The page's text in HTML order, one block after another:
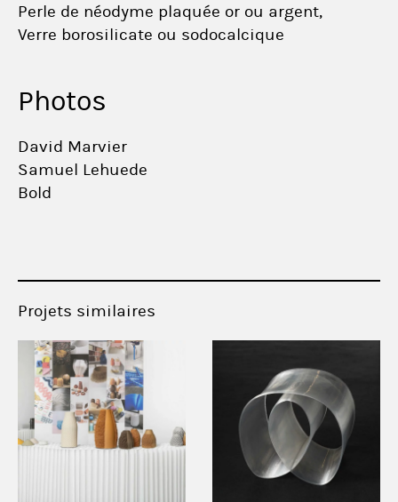
Perle de néodyme plaquée or ou argent,
Verre borosilicate ou sodocalcique
Photos
David Marvier
Samuel Lehuede
Bold
Projets similaires